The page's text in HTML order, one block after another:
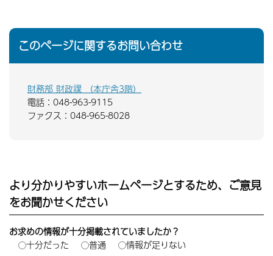
このページに関するお問い合わせ
財務部 財政課 （本庁舎3階）
電話：048-963-9115
ファクス：048-965-8028
より分かりやすいホームページとするため、ご意見
をお聞かせください
お求めの情報が十分掲載されていましたか？
十分だった
普通
情報が足りない